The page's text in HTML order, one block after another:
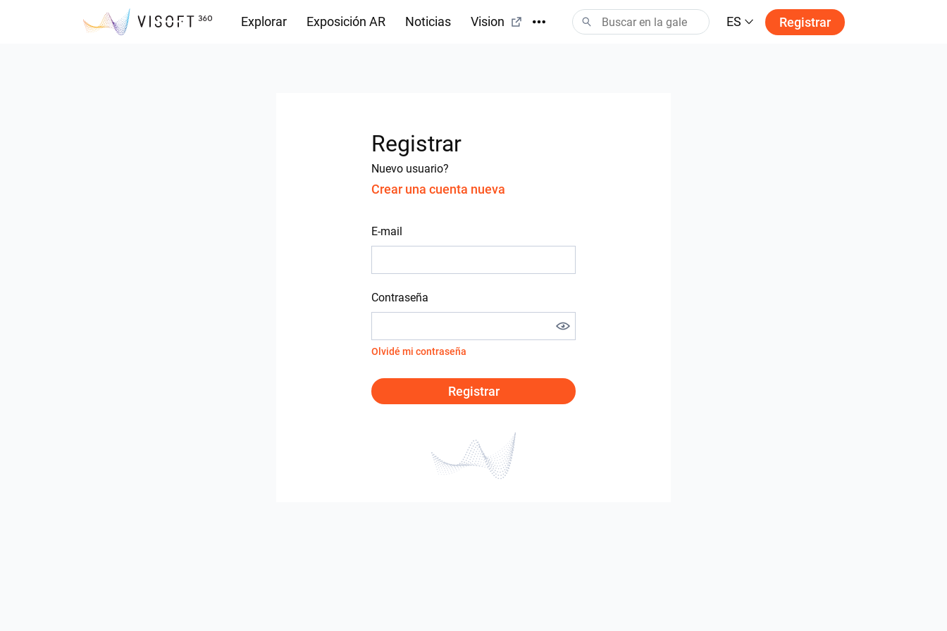
Explorar Exposición AR Noticias Vision ES Registrar
Registrar
Nuevo usuario?
Crear una cuenta nueva
E-mail
Contraseña
Olvidé mi contraseña
Registrar